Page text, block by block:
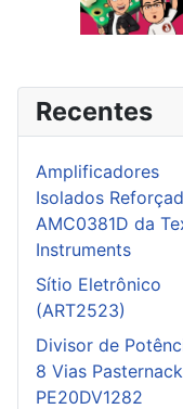
Recentes
Amplificadores
Isolados
AMC0381D da
Instruments
Sítio Eletrônico
(ART2523)
Divisor de
8 Vias Pasternack
PE20DV1282